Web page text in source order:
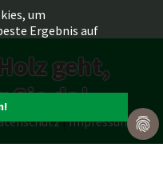
um
Ergebnis auf
geht,
Sie da!
|Impressum